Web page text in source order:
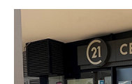
44 avenue Salvador Allende Le